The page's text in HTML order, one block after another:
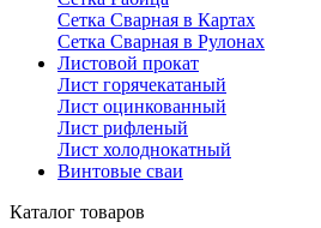
Сетка Сварная в Картах
Сетка Сварная в Рулонах
Листовой прокат
Лист горячекатаный
Лист оцинкованный
Лист рифленый
Лист холоднокатный
Винтовые сваи
Каталог товаров